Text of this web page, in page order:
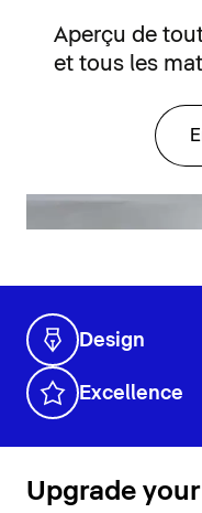
Aperçu de
et tous les
Design
Excellence
Upgrade